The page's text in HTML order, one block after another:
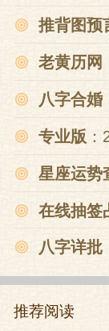
推背图预
老黄历网
八字合婚
专业版
星座运势
在线抽签
八字详批
推荐阅读